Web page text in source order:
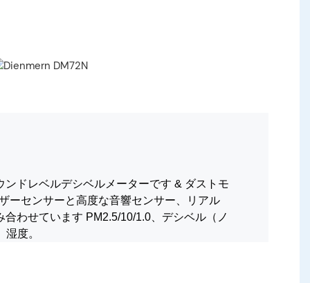
ンドレベルデシベルメーターです & ダストモ
ーセンサーと高度な音響センサー、リアル
合わせています PM2.5/10/1.0、デシベル（ノ
度。